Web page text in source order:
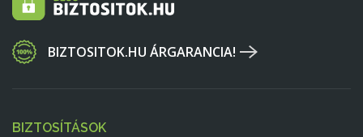
BIZTOSITOK.HU ÁRGARANCIA!
BIZTOSÍTÁSOK